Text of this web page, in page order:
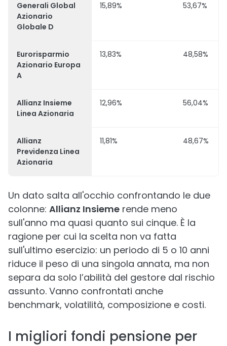
Generali Global
Azionario
Globale D
15,89% 53,67%
Eurorisparmio
Azionario Europa
A
13,83% 48,58%
Allianz Insieme
Linea Azionaria
12,96% 56,04%
Allianz
Previdenza Linea
Azionaria
11,81% 48,67%
Un dato salta all'occhio confrontando le due
colonne: Allianz Insieme rende meno
sull'anno ma quasi quanto sui cinque. È la
ragione per cui la scelta non va fatta
sull'ultimo esercizio: un periodo di 5 o 10 anni
riduce il peso di una singola annata, ma non
separa da solo l’abilità del gestore dal rischio
assunto. Vanno confrontati anche
benchmark, volatilità, composizione e costi.
I migliori fondi pensione per